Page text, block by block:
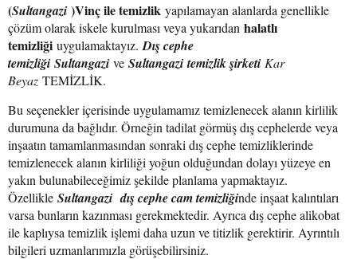
(Sultangazi )Vinç ile temizlik yapılamayan alanlarda genellikle
çözüm olarak iskele kurulması veya yukarıdan halatlı
temizliği uygulamaktayız. Dış cephe
temizliği Sultangazi ve Sultangazi temizlik şirketi Kar
Beyaz TEMİZLİK.
Bu seçenekler içerisinde uygulamamız temizlenecek alanın kirlilik
durumuna da bağlıdır. Örneğin tadilat görmüş dış cephelerde veya
inşaatın tamamlanmasından sonraki dış cephe temizliklerinde
temizlenecek alanın kirliliği yoğun olduğundan dolayı yüzeye en
yakın bulunabileceğimiz şekilde planlama yapmaktayız.
Özellikle Sultangazi dış cephe cam temizliğinde inşaat kalıntıları
varsa bunların kazınması gerekmektedir. Ayrıca dış cephe alikobat
ile kaplıysa temizlik işlemi daha uzun ve titizlik gerektirir. Ayrıntılı
bilgileri uzmanlarımızla görüşebilirsiniz.